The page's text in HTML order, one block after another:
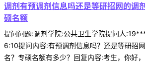
调剂有预调剂信息吗还是等研招网的调
硕名额
提问问题:调剂学院:公共卫生学院提问人
6:10提问内容:有预调剂信息吗？还是等研招
名？专硕名额有多少？回复内容:考生，你好